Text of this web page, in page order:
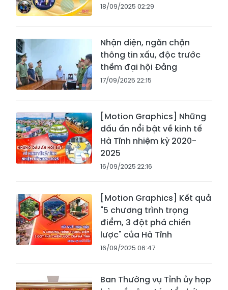
18/09/2025 02:29
Nhận diện, ngăn chặn
thông tin xấu, độc trước
thềm đại hội Đảng
17/09/2025 22:15
[Motion Graphics] Những
dấu ấn nổi bật về kinh tế
Hà Tĩnh nhiệm kỳ 2020-
2025
16/09/2025 22:16
[Motion Graphics] Kết quả
"5 chương trình trọng
điểm, 3 đột phá chiến
lược" của Hà Tĩnh
16/09/2025 06:47
Ban Thường vụ Tỉnh ủy họp